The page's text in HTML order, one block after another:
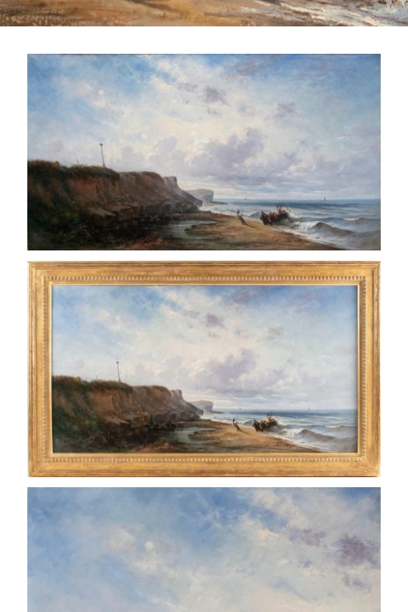
QUI SOMMES-NOUS